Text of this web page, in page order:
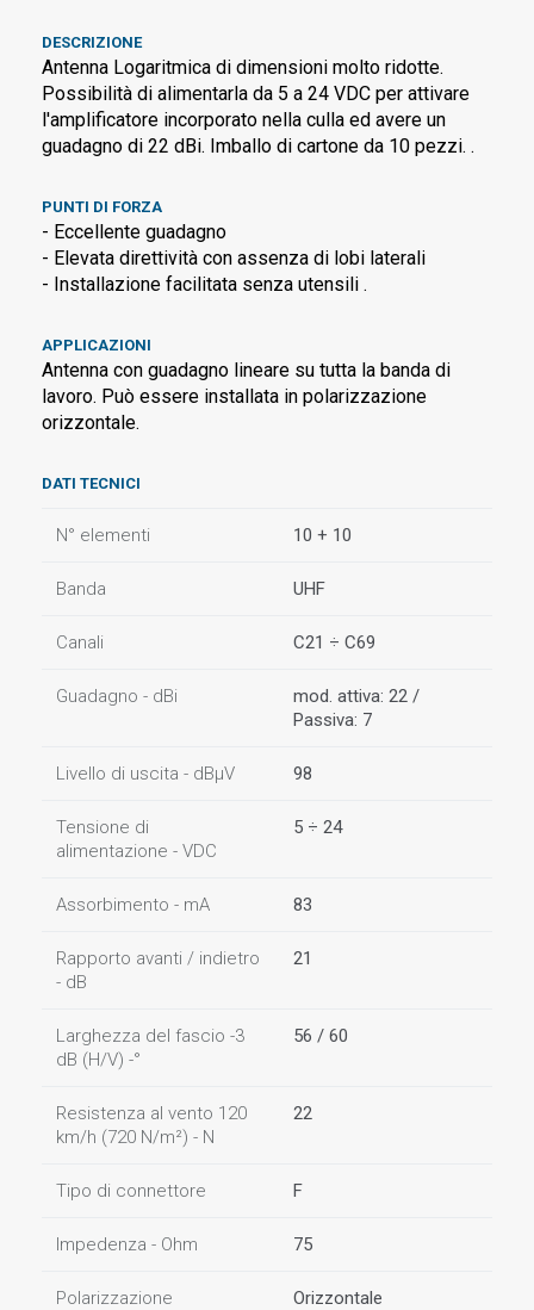
DESCRIZIONE
Antenna Logaritmica di dimensioni molto ridotte.
Possibilità di alimentarla da 5 a 24 VDC per attivare
l'amplificatore incorporato nella culla ed avere un
guadagno di 22 dBi. Imballo di cartone da 10 pezzi. .
PUNTI DI FORZA
- Eccellente guadagno
- Elevata direttività con assenza di lobi laterali
- Installazione facilitata senza utensili .
APPLICAZIONI
Antenna con guadagno lineare su tutta la banda di
lavoro. Può essere installata in polarizzazione
orizzontale.
DATI TECNICI
N° elementi 10 + 10
Banda UHF
Canali C21 ÷ C69
Guadagno - dBi
mod. attiva: 22 /
Passiva: 7
Livello di uscita - dBµV 98
Tensione di
alimentazione - VDC
5 ÷ 24
Assorbimento - mA 83
Rapporto avanti / indietro
- dB
21
Larghezza del fascio -3
dB (H/V) -°
56 / 60
Resistenza al vento 120
km/h (720 N/m²) - N
22
Tipo di connettore F
Impedenza - Ohm 75
Polarizzazione Orizzontale